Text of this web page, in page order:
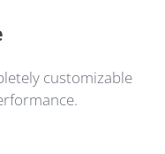
customizable